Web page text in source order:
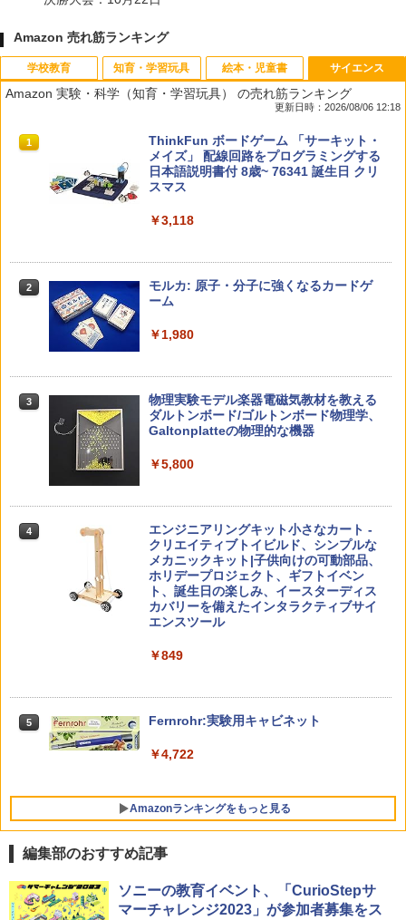
Amazon 売れ筋ランキング
学校教育
1 先生のためのGoogle AI完全攻略図鑑
￥-
￥2,200
3
カウンセリングとは何か 変化するという
こと (講談社現代新書 2787)
4
「ことばで伝える」ができない子どもた
ち 誰が〈ことばの力〉を育てるのか
￥1,870
ゼロからわかる！ みるみる図形に強く
￥1,430
知育・学習玩具
1
Amazon Fire HD 10 キッズモデル (10イ
ンチ) ピンク 対象年齢3歳から 数千点の
キッズコンテンツが1年間使い放題
何回も書ける! れんしゅうボード ひらが
な・カタカナ・すうじ・ABC 3歳以上 知
【くもん出版公式特別セット】くもん出
版(KUMON PUBLISHING) くもんの日本
知育玩具 おもちゃ 5歳以上 KUMON PN-
￥4,046
Amazon Fire HD 10 キッズプロ (10イン
チ) ディズニー スティッチ エディション
対象年齢6歳から 数千点のキッズコンテ
ンツが1年間使い放題
￥26,980
5
くもん出版(KUMON PUBLISHING) ロジ
上 KUMON LK-10
絵本・児童書
1
タッチペンで音が聞ける!はじめてずかん
1000 英語つき ([バラエティ])
￥5,478
2
中学英語をもう一度ひとつひとつわかり
￥2,750
￥4,290
戦！編
￥1,320
OK（重版：10月上旬発送） (TJMOOK)
サイエンス
Amazon 実験・科学（知育・学習玩具） の売れ筋ランキング
更新日時：2026/08/06 12:18
1
ThinkFun ボードゲーム 「サーキット・
メイズ」 配線回路をプログラミングする
日本語説明書付 8歳~ 76341 誕生日 クリ
スマス
￥3,118
2
モルカ: 原子・分子に強くなるカードゲ
ーム
￥1,980
3
物理実験モデル楽器電磁気教材を教える
ダルトンボード/ゴルトンボード物理学、
Galtonplatteの物理的な機器
￥5,800
4
エンジニアリングキット小さなカート -
クリエイティブトイビルド、シンプルな
メカニックキット|子供向けの可動部品、
ホリデープロジェクト、ギフトイベン
ト、誕生日の楽しみ、イースターディス
カバリーを備えたインタラクティブサイ
エンスツール
￥849
5 Fernrohr:実験用キャビネット
￥4,722
Amazonランキングをもっと見る
編集部のおすすめ記事
ソニーの教育イベント、「CurioStepサ
マーチャレンジ2023」が参加者募集をス